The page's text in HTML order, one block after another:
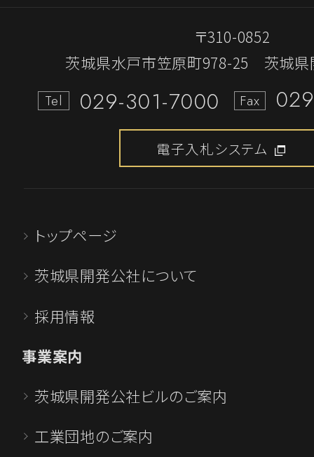
2025.09.19
「第68-206号 茨城中央工業団地（
路改良舗装工事」
詳しくはこちら
「第76-39号 坂東山地区 道路改良
事（その１）」
詳しくはこちら
工事発注見通しの公表 2025.08.08
フロンティアパーク坂東(坂東山地区)
〒310-0852
茨城県水戸市笠原町978-25 茨城
Tel 029-301-7000 Fax
電子入札システム
トップページ
茨城県開発公社について
採用情報
事業案内
茨城県開発公社ビルのご案内
工業団地のご案内